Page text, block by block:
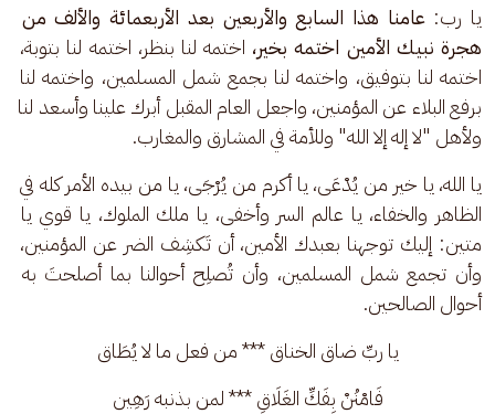
يا رب: عامنا هذا السابع والأربعين بعد الأربعمائة والألف من
هجرة نبيك الأمين اختمه بخير، اختمه لنا بنظر، اختمه لنا بتوبة،
اختمه لنا بتوفيق، واختمه لنا بجمع شمل المسلمين، واختمه لنا
برفع البلاء عن المؤمنين، واجعل العام المقبل أبرك علينا وأسعد لنا
ولأهل "لا إله إلا الله" وللأمة في المشارق والمغارب.
يا الله، يا خير من يُدْعَى، يا أكرم من يُرْجَى، يا من بيده الأمر كله في
الظاهر والخفاء، يا عالم السر وأخفى، يا ملك الملوك، يا قوي يا
متين: إليك توجهنا بعبدك الأمين، أن تَكشِف الضر عن المؤمنين،
وأن تجمع شمل المسلمين، وأن تُصلِح أحوالنا بما أصلحتَ به
أحوال الصالحين.
يا ربِّ ضاق الخناق *** من فعل ما لا يُطَاق
فَامْنُنْ بِفَكِّ الغَلَاقِ *** لمن بذنبه رَهِين